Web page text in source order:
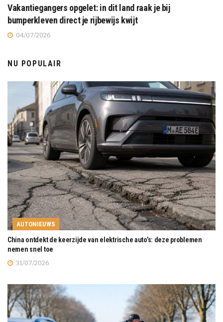
Vakantiegangers opgelet: in dit land raak je bij
bumperkleven direct je rijbewijs kwijt
04/07/2026
NU POPULAIR
AUTONIEUWS
China ontdekt de keerzijde van elektrische auto’s: deze problemen
nemen snel toe
31/07/2026